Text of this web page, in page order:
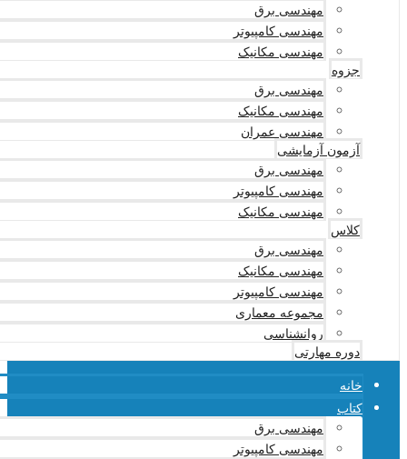
مهندسی برق
مهندسی کامپیوتر
مهندسی مکانیک
جزوه
مهندسی برق
مهندسی مکانیک
مهندسی عمران
آزمون آزمایشی
مهندسی برق
مهندسی کامپیوتر
مهندسی مکانیک
کلاس
مهندسی برق
مهندسی مکانیک
مهندسی کامپیوتر
مجموعه معماری
روانشناسی
دوره مهارتی
خانه
کتاب
مهندسی برق
مهندسی کامپیوتر